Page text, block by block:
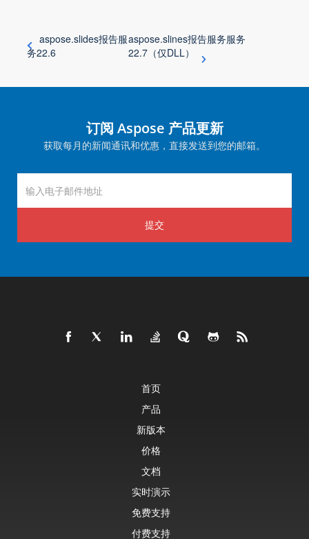
aspose.slides报告服
务22.6
aspose.slines报告服务服务
22.7（仅DLL）
订阅 Aspose 产品更新
获取每月的新闻通讯和优惠，直接发送到您的邮箱。
提交
首页
产品
新版本
价格
文档
实时演示
免费支持
付费支持